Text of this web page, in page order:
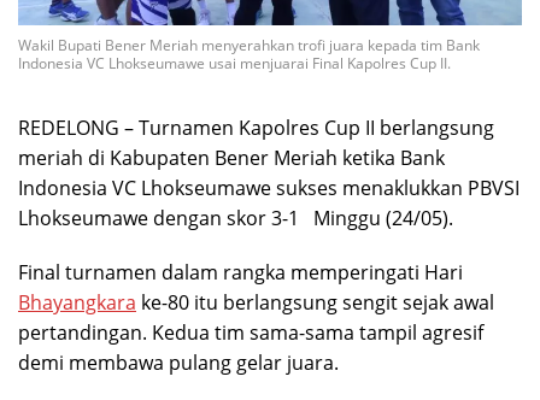
Wakil Bupati Bener Meriah menyerahkan trofi juara kepada tim Bank
Indonesia VC Lhokseumawe usai menjuarai Final Kapolres Cup II.
REDELONG – Turnamen Kapolres Cup II berlangsung
meriah di Kabupaten Bener Meriah ketika Bank
Indonesia VC Lhokseumawe sukses menaklukkan PBVSI
Lhokseumawe dengan skor 3-1 Minggu (24/05).
Final turnamen dalam rangka memperingati Hari
Bhayangkara ke-80 itu berlangsung sengit sejak awal
pertandingan. Kedua tim sama-sama tampil agresif
demi membawa pulang gelar juara.